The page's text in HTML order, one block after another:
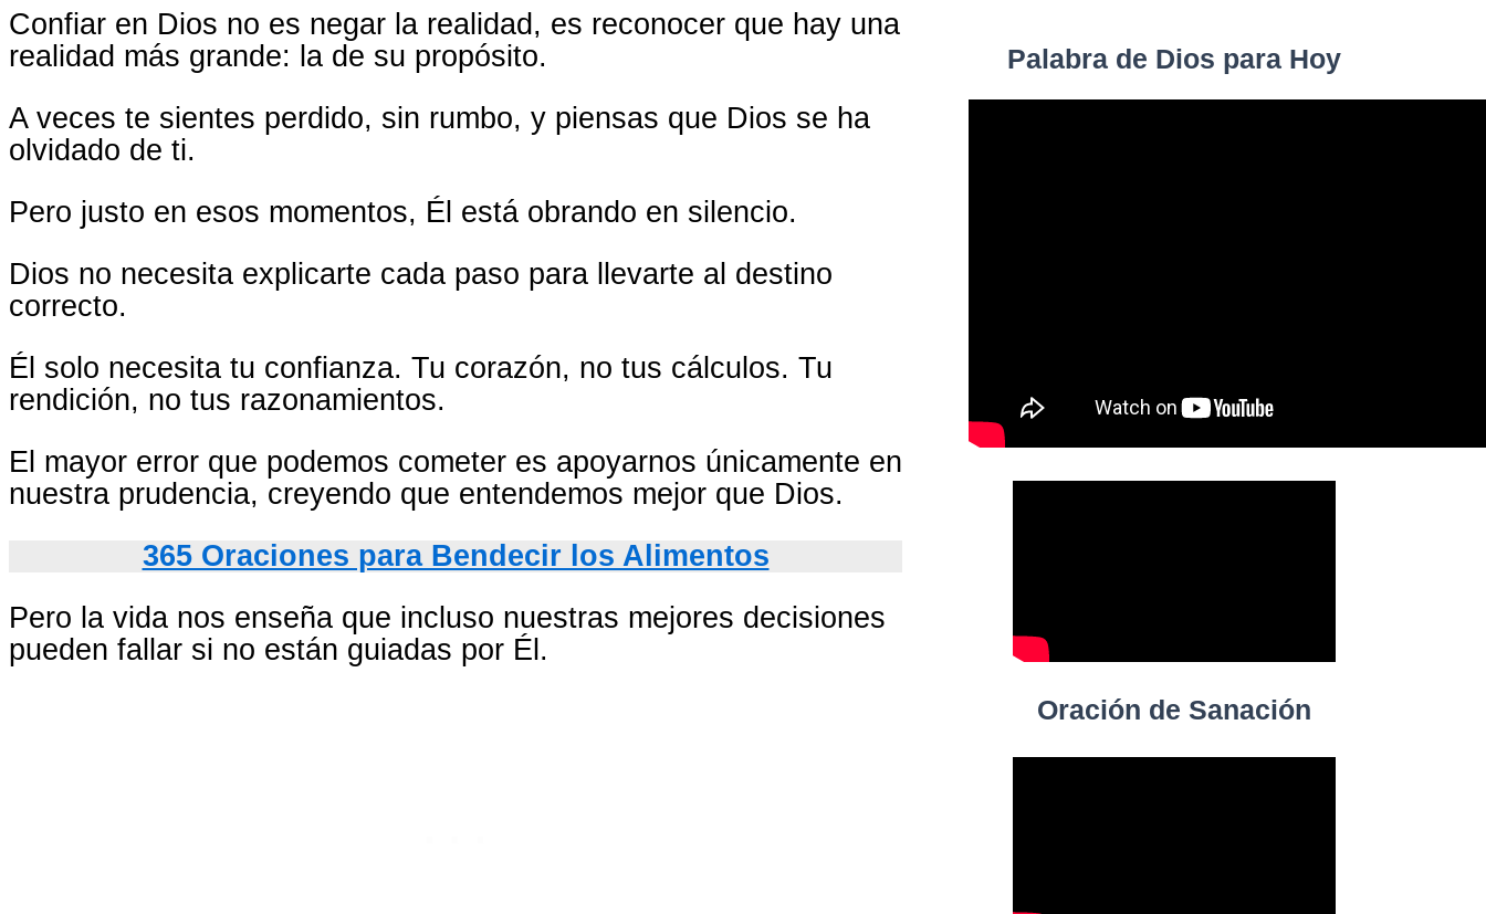
Confiar en Dios no es negar la realidad, es reconocer que hay una
realidad más grande: la de su propósito.
A veces te sientes perdido, sin rumbo, y piensas que Dios se ha
olvidado de ti.
Pero justo en esos momentos, Él está obrando en silencio.
Dios no necesita explicarte cada paso para llevarte al destino
correcto.
Él solo necesita tu confianza. Tu corazón, no tus cálculos. Tu
rendición, no tus razonamientos.
El mayor error que podemos cometer es apoyarnos únicamente en
nuestra prudencia, creyendo que entendemos mejor que Dios.
365 Oraciones para Bendecir los Alimentos
Pero la vida nos enseña que incluso nuestras mejores decisiones
pueden fallar si no están guiadas por Él.
Palabra de Dios para Hoy
Oración de Sanación